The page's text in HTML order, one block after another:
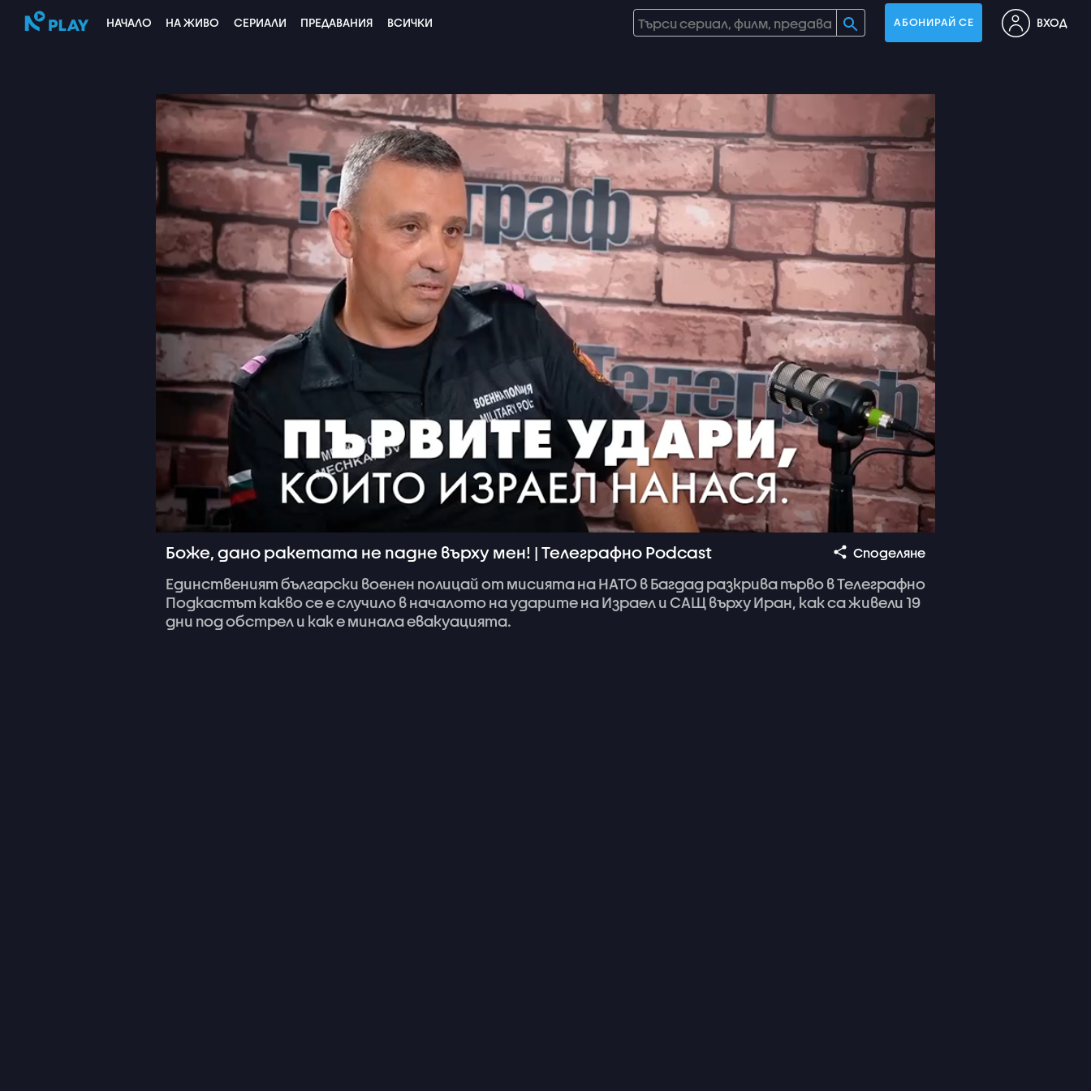
НАЧАЛО НА ЖИВО СЕРИАЛИ ПРЕДАВАНИЯ ВСИЧКИ АБОНИРАЙ СЕ ВХОД
Боже, дано ракетата не падне върху мен! | Телеграфно Podcast Споделяне
Единствениятбългарски военен полицайот мисиятанаНАТОвБагдадразкривапървовТелеграфно
Подкастът каквосееслучиловначалотонаударитенаИзраелиСАЩвърхуИран, каксаживели 19
дни подобстрели какеминалаевакуацията.